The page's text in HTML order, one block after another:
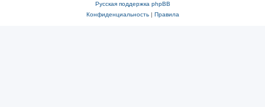
Русская поддержка phpBB
Конфиденциальность| Правила